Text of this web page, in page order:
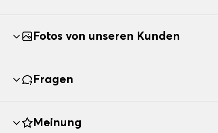
Fotos von unseren Kunden
Fragen
Meinung